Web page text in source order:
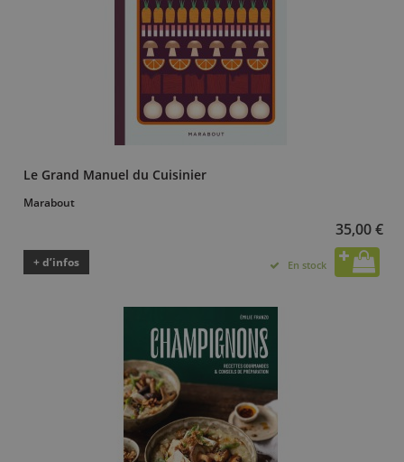
Le Grand Manuel du Cuisinier
Marabout
35,00 €
+ d’infos En stock